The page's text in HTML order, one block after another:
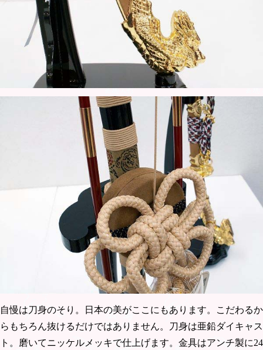
自慢は刀身のそり。日本の美がここにもあります。こだわるか
らもちろん抜けるだけではありません。刀身は亜鉛ダイキャス
ト。磨いてニッケルメッキで仕上げます。金具はアンチ製に24